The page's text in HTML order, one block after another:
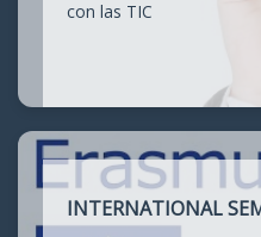
con las TIC
INTERNATIONAL